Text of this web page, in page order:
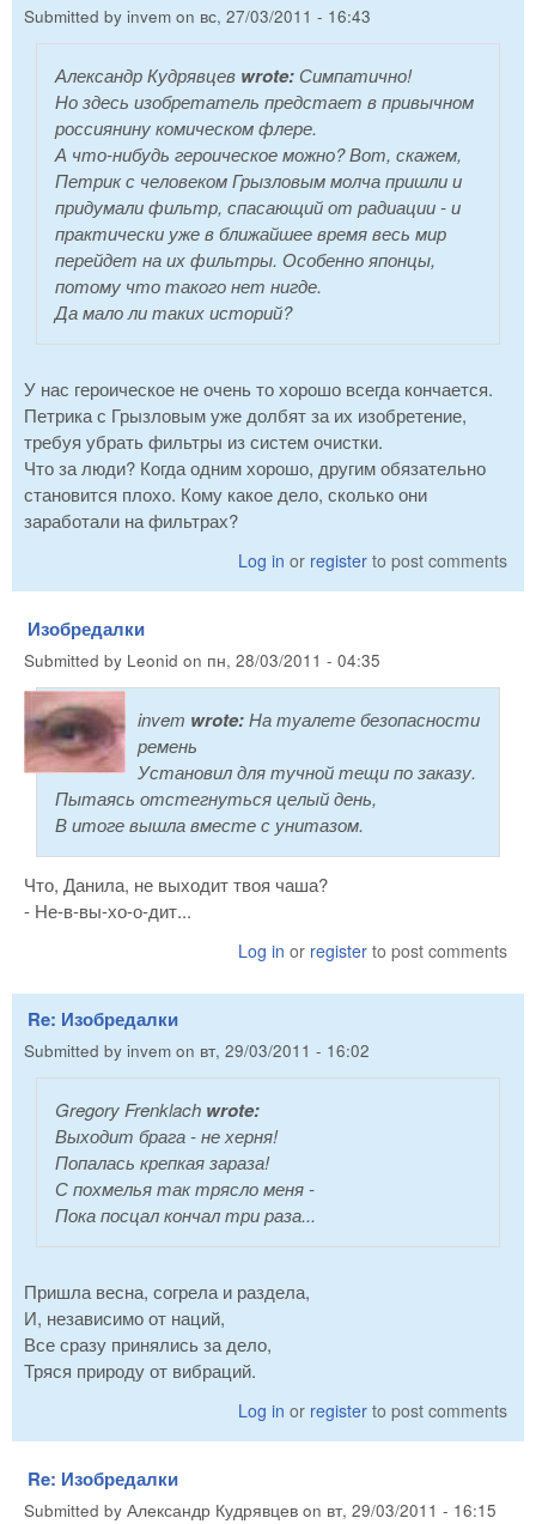
Submitted by invem on вс, 27/03/2011 - 16:43
Александр Кудрявцев wrote:Симпатично!
Но здесь изобретатель предстает в привычном
россиянину комическом флере.
А что-нибудь героическое можно? Вот, скажем,
Петрик с человеком Грызловым молча пришли и
придумали фильтр, спасающий от радиации - и
практически уже в ближайшее время весь мир
перейдет на их фильтры. Особенно японцы,
потому что такого нет нигде.
Да мало ли таких историй?
У нас героическое не очень то хорошо всегда кончается.
Петрика с Грызловым уже долбят за их изобретение,
требуя убрать фильтры из систем очистки.
Что за люди? Когда одним хорошо, другим обязательно
становится плохо. Кому какое дело, сколько они
заработали на фильтрах?
Log in or register to post comments
Изобредалки
Submitted by Leonid on пн, 28/03/2011 - 04:35
invem wrote:На туалете безопасности
ремень
Установил для тучной тещи по заказу.
Пытаясь отстегнуться целый день,
В итоге вышла вместе с унитазом.
Что, Данила, не выходит твоя чаша?
- Не-в-вы-хо-о-дит...
Log in or register to post comments
Re: Изобредалки
Submitted by invem on вт, 29/03/2011 - 16:02
Gregory Frenklach wrote:
Выходит брага - не херня!
Попалась крепкая зараза!
С похмелья так трясло меня -
Пока посцал кончал три раза...
Пришла весна, согрела и раздела,
И, независимо от наций,
Все сразу принялись за дело,
Тряся природу от вибраций.
Log in or register to post comments
Re: Изобредалки
Submitted by Александр Кудрявцев on вт, 29/03/2011 - 16:15